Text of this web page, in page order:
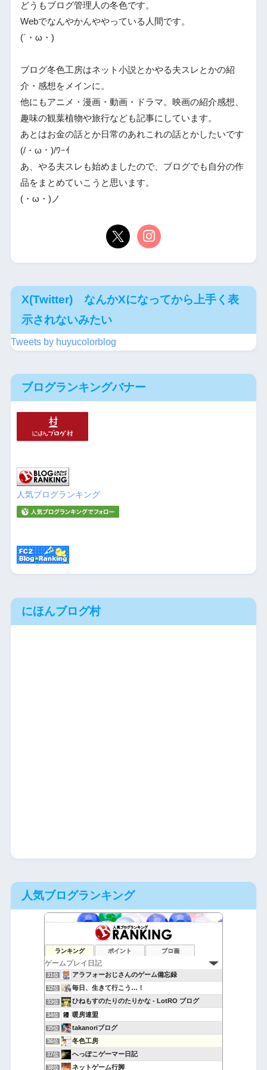
どうもブログ管理人の冬色です。
Webでなんやかんややっている人間です。
(´・ω・)
ブログ冬色工房はネット小説とかやる夫スレとかの紹
介・感想をメインに。
他にもアニメ・漫画・動画・ドラマ。映画の紹介感想、
趣味の観葉植物や旅行なども記事にしています。
あとはお金の話とか日常のあれこれの話とかしたいです
(/・ω・)/ﾜｰｲ
あ、やる夫スレも始めましたので、ブログでも自分の作
品をまとめていこうと思います。
(・ω・)ノ
X(Twitter) なんかXになってから上手く表
示されないみたい
Tweets by huyucolorblog
ブログランキングバナー
人気ブログランキング
にほんブログ村
人気ブログランキング
ランキング ポイント ブロ画
29位 ラピコット学園放送局
30位 無課金隊長のゲーム・デバイス調査室
31位 アラフォーおじさんのゲーム備忘録
32位 毎日、生きて行こう…！
33位 ひねもすのたりのたりかな - LotRO ブログ
34位 暖房連盟
35位 takanoriブログ
36位 冬色工房
37位 へっぽこゲーマー日記
38位 ネットゲーム行脚